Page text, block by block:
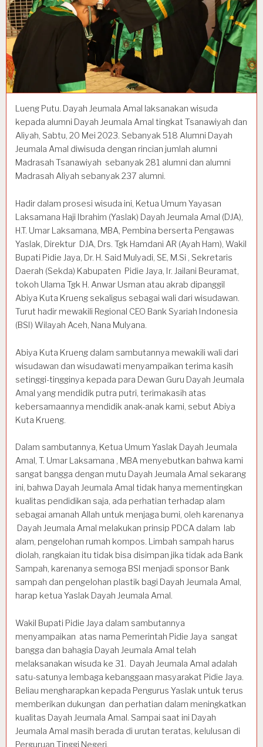
Lueng Putu. Dayah Jeumala Amal laksanakan wisuda
kepada alumni Dayah Jeumala Amal tingkat Tsanawiyah dan
Aliyah, Sabtu, 20 Mei 2023. Sebanyak 518 Alumni Dayah
Jeumala Amal diwisuda dengan rincian jumlah alumni
Madrasah Tsanawiyah sebanyak 281 alumni dan alumni
Madrasah Aliyah sebanyak 237 alumni.
Hadir dalam prosesi wisuda ini, Ketua Umum Yayasan
Laksamana Haji Ibrahim (Yaslak) Dayah Jeumala Amal (DJA),
H.T. Umar Laksamana, MBA, Pembina berserta Pengawas
Yaslak, Direktur DJA, Drs. Tgk Hamdani AR (Ayah Ham), Wakil
Bupati Pidie Jaya, Dr. H. Said Mulyadi, SE, M.Si , Sekretaris
Daerah (Sekda) Kabupaten Pidie Jaya, Ir. Jailani Beuramat,
tokoh Ulama Tgk H. Anwar Usman atau akrab dipanggil
Abiya Kuta Krueng sekaligus sebagai wali dari wisudawan.
Turut hadir mewakili Regional CEO Bank Syariah Indonesia
(BSI) Wilayah Aceh, Nana Mulyana.
Abiya Kuta Krueng dalam sambutannya mewakili wali dari
wisudawan dan wisudawati menyampaikan terima kasih
setinggi-tingginya kepada para Dewan Guru Dayah Jeumala
Amal yang mendidik putra putri, terimakasih atas
kebersamaannya mendidik anak-anak kami, sebut Abiya
Kuta Krueng.
Dalam sambutannya, Ketua Umum Yaslak Dayah Jeumala
Amal, T. Umar Laksamana , MBA menyebutkan bahwa kami
sangat bangga dengan mutu Dayah Jeumala Amal sekarang
ini, bahwa Dayah Jeumala Amal tidak hanya mementingkan
kualitas pendidikan saja, ada perhatian terhadap alam
sebagai amanah Allah untuk menjaga bumi, oleh karenanya
Dayah Jeumala Amal melakukan prinsip PDCA dalam lab
alam, pengelohan rumah kompos. Limbah sampah harus
diolah, rangkaian itu tidak bisa disimpan jika tidak ada Bank
Sampah, karenanya semoga BSI menjadi sponsor Bank
sampah dan pengelohan plastik bagi Dayah Jeumala Amal,
harap ketua Yaslak Dayah Jeumala Amal.
Wakil Bupati Pidie Jaya dalam sambutannya
menyampaikan atas nama Pemerintah Pidie Jaya sangat
bangga dan bahagia Dayah Jeumala Amal telah
melaksanakan wisuda ke 31. Dayah Jeumala Amal adalah
satu-satunya lembaga kebanggaan masyarakat Pidie Jaya.
Beliau mengharapkan kepada Pengurus Yaslak untuk terus
memberikan dukungan dan perhatian dalam meningkatkan
kualitas Dayah Jeumala Amal. Sampai saat ini Dayah
Jeumala Amal masih berada di urutan teratas, kelulusan di
Perguruan Tinggi Negeri.